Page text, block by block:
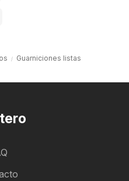
Guarniciones listas